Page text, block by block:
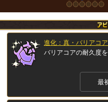
進化：真・バリアコ
バリアコアの耐久度
最